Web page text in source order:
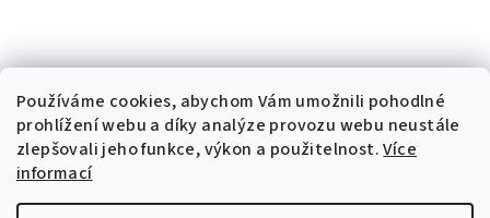
Používáme cookies, abychom Vám umožnili pohodlné
prohlížení webu a díky analýze provozu webu neustále
zlepšovali jeho funkce, výkon a použitelnost.Více
informací